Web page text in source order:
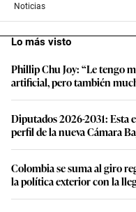
Noticias
Lo más visto
Phillip Chu Joy: “Le tengo
artificial, pero también
Diputados 2026-2031: Esta
perfil de la nueva Cámara
Colombia se suma al giro
la política exterior con la